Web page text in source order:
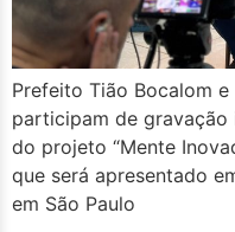
Prefeito Tião Bocalom
participam de gravação
do projeto “Mente
que será apresentado
em São Paulo